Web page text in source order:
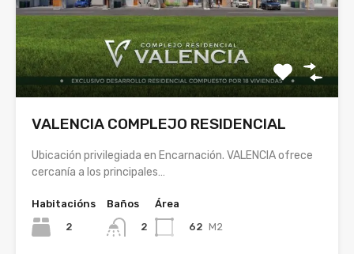
VALENCIA COMPLEJO RESIDENCIAL
Ubicación privilegiada en Encarnación. VALENCIA ofrece
cercanía a los principales…
Habitacións
2
Baños
2
Área
62 M2